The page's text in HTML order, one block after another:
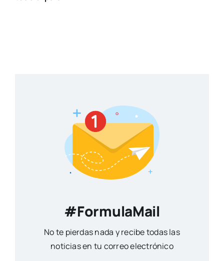
#FormulaMail
No te pierdas nada y recibe todas las
noticias en tu correo electrónico